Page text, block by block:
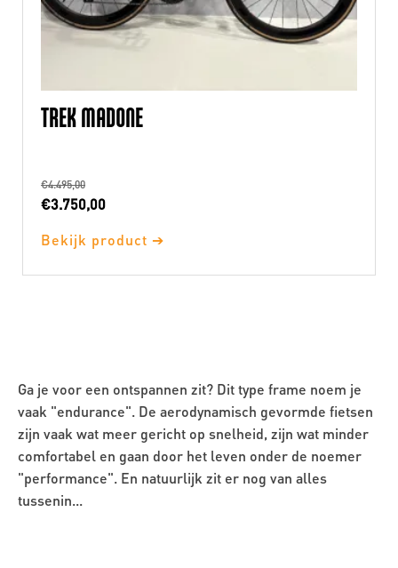
TREK MADONE
€4.495,00
Oorspronkelijke
was:
€3.750,00Huidige
is:
Bekijk product ➔
Ga je voor een ontspannen zit? Dit type frame noem je
vaak "endurance". De aerodynamisch gevormde fietsen
zijn vaak wat meer gericht op snelheid, zijn wat minder
comfortabel en gaan door het leven onder de noemer
"performance". En natuurlijk zit er nog van alles
tussenin...